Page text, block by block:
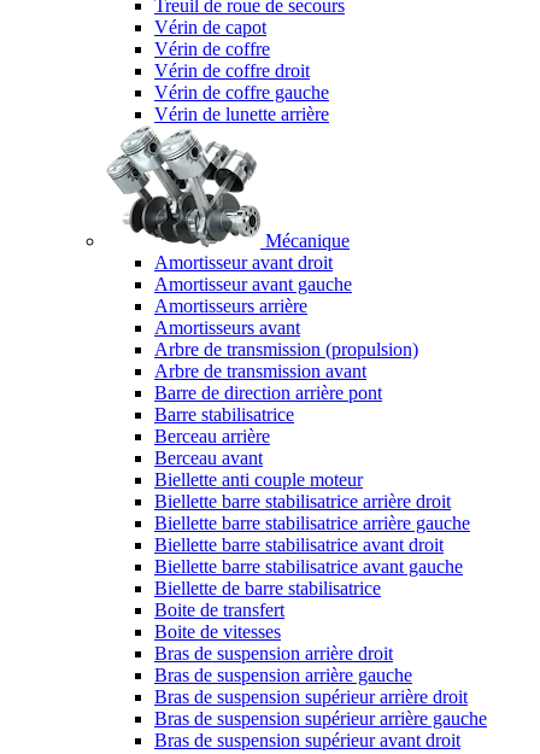
Treuil de roue de secours
Vérin de capot
Vérin de coffre
Vérin de coffre droit
Vérin de coffre gauche
Vérin de lunette arrière
Mécanique
Amortisseur avant droit
Amortisseur avant gauche
Amortisseurs arrière
Amortisseurs avant
Arbre de transmission (propulsion)
Arbre de transmission avant
Barre de direction arrière pont
Barre stabilisatrice
Berceau arrière
Berceau avant
Biellette anti couple moteur
Biellette barre stabilisatrice arrière droit
Biellette barre stabilisatrice arrière gauche
Biellette barre stabilisatrice avant droit
Biellette barre stabilisatrice avant gauche
Biellette de barre stabilisatrice
Boite de transfert
Boite de vitesses
Bras de suspension arrière droit
Bras de suspension arrière gauche
Bras de suspension supérieur arrière droit
Bras de suspension supérieur arrière gauche
Bras de suspension supérieur avant droit